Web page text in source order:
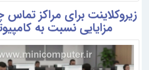
زیروکلاینت برای مراکز
مزایایی نسبت به